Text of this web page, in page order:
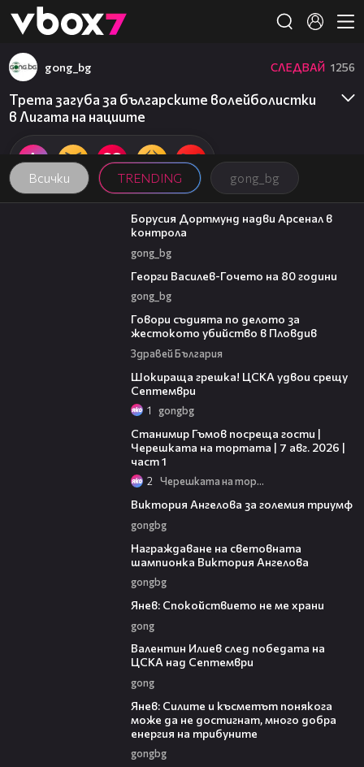
👾
Всички TRENDING gong_bg
gong_bg СЛЕДВАЙ 1256
Трета загуба за българските волейболистки
в Лигата на нациите
01:12
Борусия Дортмунд надви Арсенал в
контрола
gong_bg
Георги Василев-Гочето на 80 години
gong_bg
Говори съдията по делото за
жестокото убийство в Пловдив
Здравей България
Шокираща грешка! ЦСКА удвои срещу
Септември
1 gongbg
Станимир Гъмов посреща гости |
Черешката на тортата | 7 авг. 2026 |
част 1
2 Черешката на тортата
Виктория Ангелова за големия триумф
gongbg
Награждаване на световната
шампионка Виктория Ангелова
gongbg
Янев: Спокойствието не ме храни
gong
Валентин Илиев след победата на
ЦСКА над Септември
gong
Янев: Силите и късметът понякога
може да не достигнат, много добра
енергия на трибуните
gongbg